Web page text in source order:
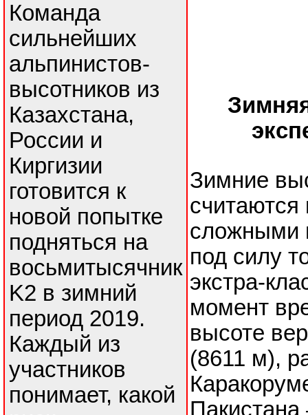
Команда
сильнейших
альпинистов-
высотников из
Казахстана,
России и
Киргизии
готовится к
новой попытке
подняться на
восьмитысячник
K2 в зимний
период 2019.
Каждый из
участников
понимает, какой
Зимние
сложными
под силу
экстра-
момент
высоте
(8611 м),